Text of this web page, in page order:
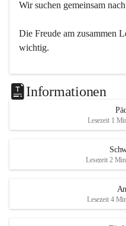
Wir suchen gemeinsam
Die Freude am zusammen
wichtig.
Informationen
Lesezeit 1
Lesezeit 2
Lesezeit 4